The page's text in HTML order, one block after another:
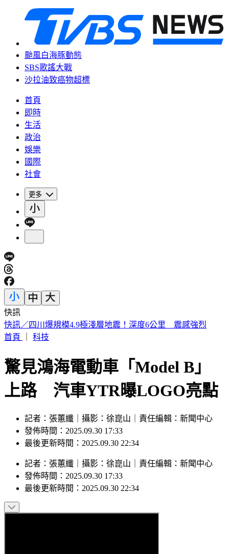
颱風白海豚動態
SBS歌謠大戰
沙拉油致癌物超標
首頁
即時
生活
政治
娛樂
國際
社會
更多
快訊
白海豚眼牆對流爆發！結構重整恐增強 估創「最東颱風」紀
錄
驚見鴻海電動車「Model B」
上路 汽車YTR曝LOGO亮點
記者：張蕙纖｜攝影：徐崑山｜責任編輯：新聞中心
發佈時間：2025.09.30 17:33
記者：張蕙纖｜攝影：徐崑山
發佈時間：2025.09.30 17:33